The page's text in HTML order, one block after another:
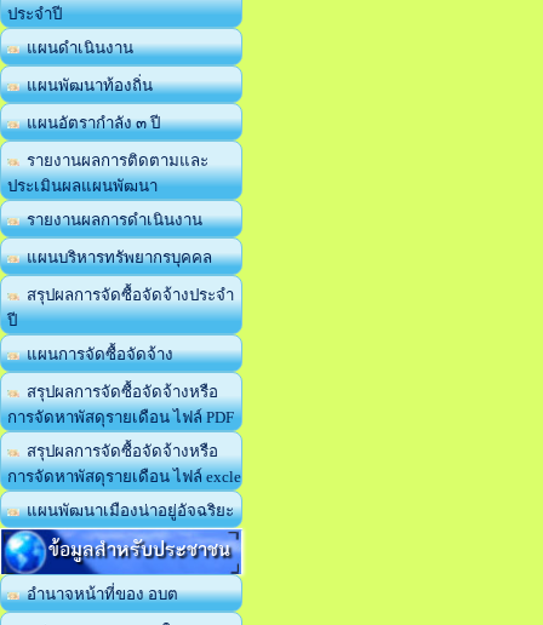
ประจำปี
แผนดำเนินงาน
แผนพัฒนาท้องถิ่น
แผนอัตรากำลัง ๓ ปี
รายงานผลการติดตามและ
ประเมินผลแผนพัฒนา
รายงานผลการดำเนินงาน
แผนบริหารทรัพยากรบุคคล
สรุปผลการจัดซื้อจัดจ้างประจำ
ปี
แผนการจัดซื้อจัดจ้าง
สรุปผลการจัดซื้อจัดจ้างหรือ
การจัดหาพัสดุรายเดือน ไฟล์ PDF
สรุปผลการจัดซื้อจัดจ้างหรือ
การจัดหาพัสดุรายเดือน ไฟล์ excle
แผนพัฒนาเมืองน่าอยู่อัจฉริยะ
ข้อมูลสำหรับประชาชน
อำนาจหน้าที่ของ อบต